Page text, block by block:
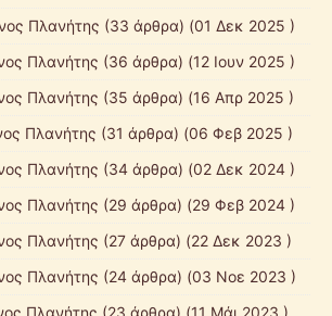
Πλανήτης (33 άρθρα) (01 Δεκ 2025 )
Πλανήτης (36 άρθρα) (12 Ιουν 2025 )
Πλανήτης (35 άρθρα) (16 Απρ 2025 )
Πλανήτης (31 άρθρα) (06 Φεβ 2025 )
Πλανήτης (34 άρθρα) (02 Δεκ 2024 )
Πλανήτης (29 άρθρα) (29 Φεβ 2024 )
Πλανήτης (27 άρθρα) (22 Δεκ 2023 )
Πλανήτης (24 άρθρα) (03 Νοε 2023 )
Πλανήτης (23 άρθρα) (11 Μάι 2023 )